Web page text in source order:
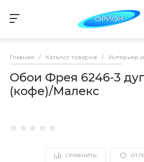
Главная / Каталог товаров / Интерьер
Обои Фрея 6246-3
(кофе)/Малекс
СРАВНИТЬ